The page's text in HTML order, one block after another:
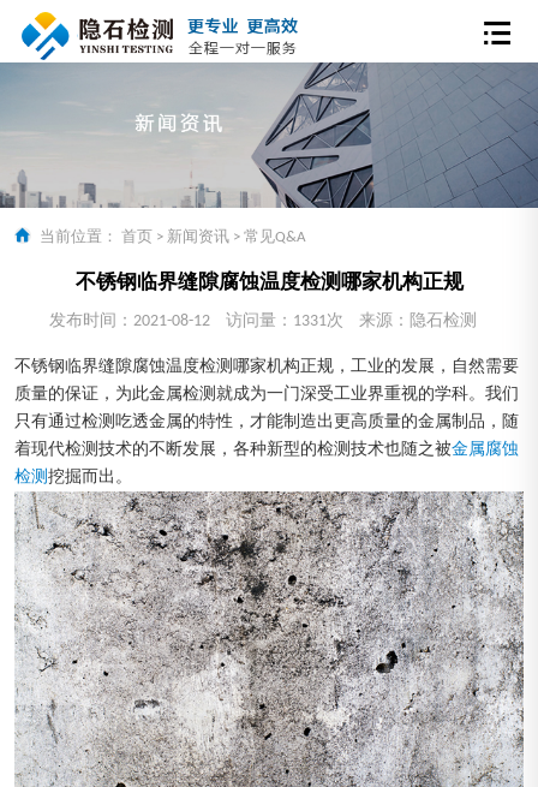
当前位置： 首页 > 新闻资讯 > 常见Q&A
不锈钢临界缝隙腐蚀温度检测哪家机构正规
发布时间：2021-08-12 访问量：1331次 来源：隐石检测
不锈钢临界缝隙腐蚀温度检测哪家机构正规，工业的发展，自然需要
质量的保证，为此金属检测就成为一门深受工业界重视的学科。我们
只有通过检测吃透金属的特性，才能制造出更高质量的金属制品，随
着现代检测技术的不断发展，各种新型的检测技术也随之被金属腐蚀
检测 挖掘而出。